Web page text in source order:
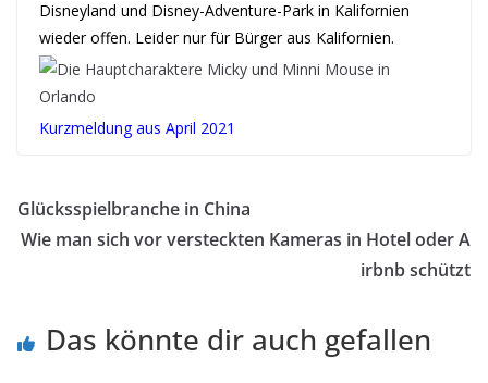
Disneyland und Disney-Adventure-Park in Kalifornien
wieder offen. Leider nur für Bürger aus Kalifornien.
Kurzmeldung aus April 2021
Glücksspielbranche in China
Wie man sich vor versteckten Kameras in Hotel oder A
irbnb schützt
Das könnte dir auch gefallen